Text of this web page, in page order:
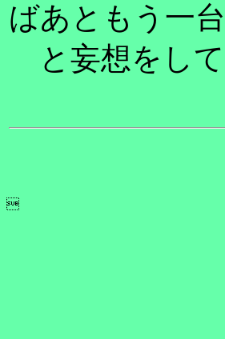
ばあともう一
と妄想をし
